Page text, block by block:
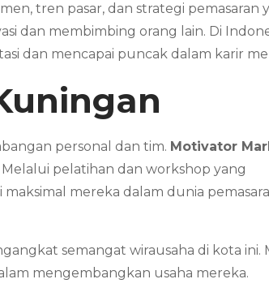
tren pasar, dan strategi pemasaran
dan membimbing orang lain. Di
dan mencapai puncak dalam karir
personal dan tim. Motivator
pelatihan dan workshop yang
mereka dalam dunia
semangat wirausaha di kota ini.
mengembangkan usaha mereka.